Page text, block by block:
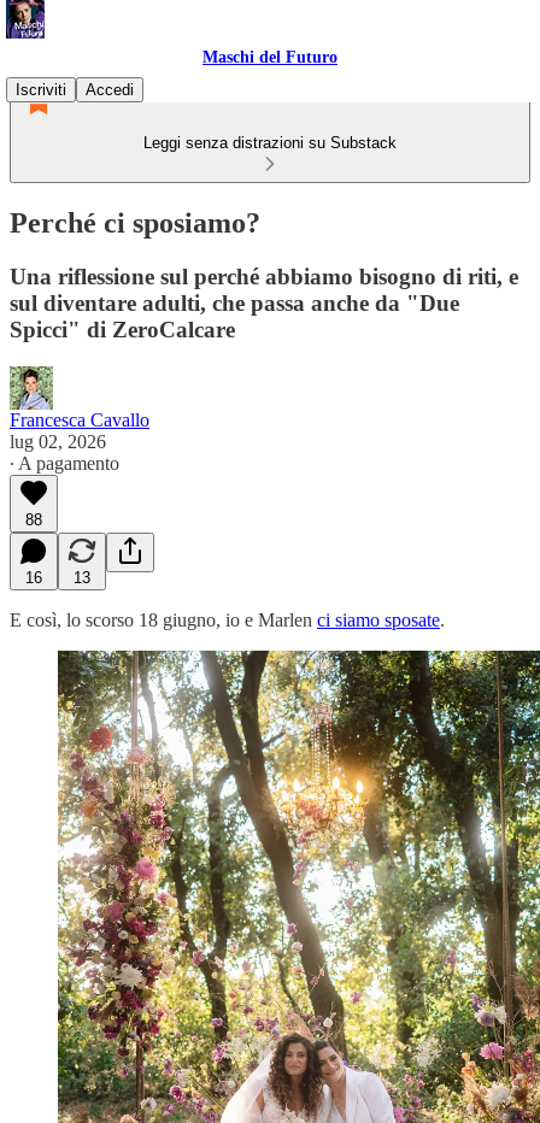
Maschi del Futuro
Iscriviti
Accedi
Leggi senza distrazioni su Substack
Perché ci sposiamo?
Una riflessione sul perché abbiamo bisogno di riti, e
sul diventare adulti, che passa anche da "Due
Spicci" di ZeroCalcare
Francesca Cavallo
lug 02, 2026
∙ A pagamento
88
16 13
E così, lo scorso 18 giugno, io e Marlen ci siamo sposate.